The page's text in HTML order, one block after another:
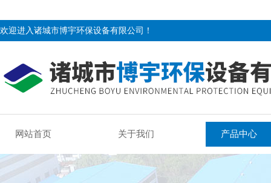
欢迎进入诸城市博宇环保设备有限公司！
网站首页 关于我们 产品中心